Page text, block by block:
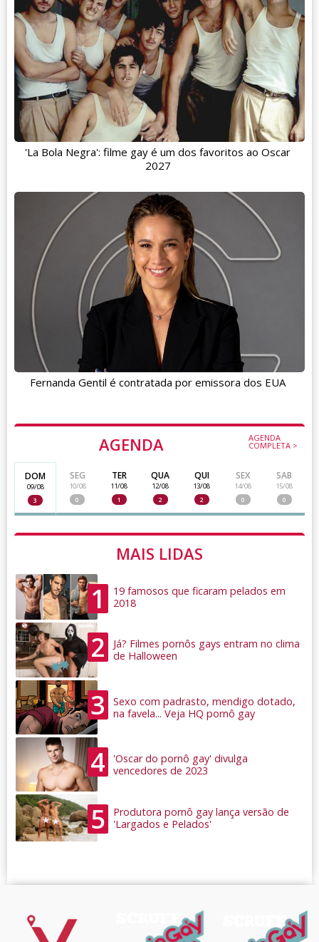
AGENDA AGENDA
COMPLETA >
DOM
09/08
3
SEG
10/08
0
TER
11/08
1
QUA
12/08
2
QUI
13/08
2
SEX
14/08
0
SAB
15/08
0
MAIS LIDAS
1
19 famosos que ficaram pelados em
2018
2
Já? Filmes pornôs gays entram no clima
de Halloween
3
Sexo com padrasto, mendigo dotado,
na favela... Veja HQ pornô gay
4
'Oscar do pornô gay' divulga
vencedores de 2023
5
Produtora pornô gay lança versão de
'Largados e Pelados'
'La Bola Negra': filme gay é um dos favoritos ao Oscar
2027
Fernanda Gentil é contratada por emissora dos EUA